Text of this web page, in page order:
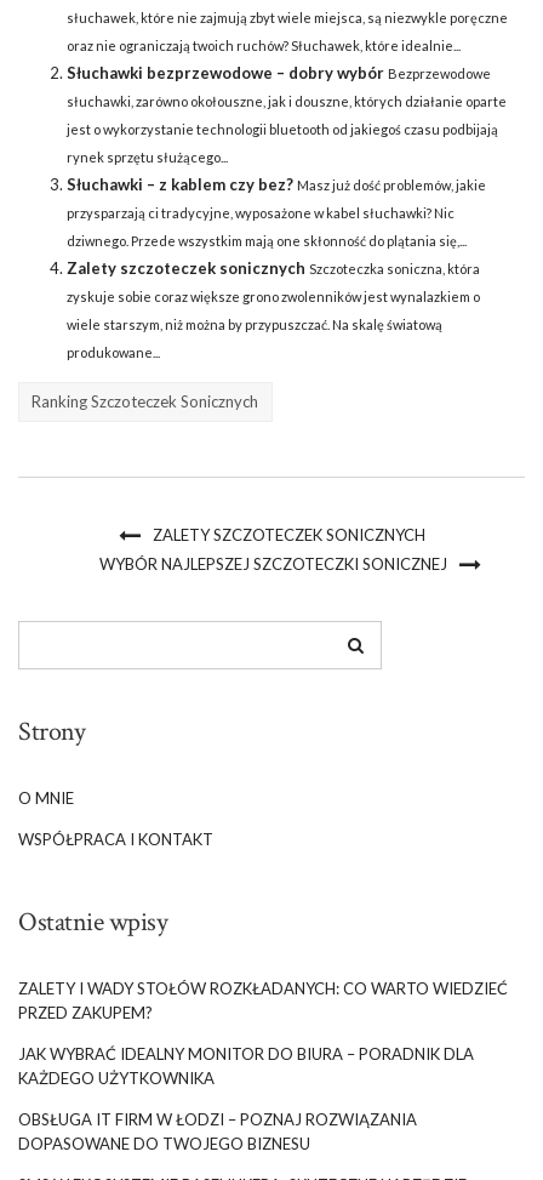
słuchawek, które nie zajmują zbyt wiele miejsca, są niezwykle poręczne
oraz nie ograniczają twoich ruchów? Słuchawek, które idealnie...
Słuchawki bezprzewodowe – dobry wybór Bezprzewodowe
słuchawki, zarówno okołouszne, jak i douszne, których działanie oparte
jest o wykorzystanie technologii bluetooth od jakiegoś czasu podbijają
rynek sprzętu służącego...
Słuchawki – z kablem czy bez? Masz już dość problemów, jakie
przysparzają ci tradycyjne, wyposażone w kabel słuchawki? Nic
dziwnego. Przede wszystkim mają one skłonność do plątania się,...
Zalety szczoteczek sonicznych Szczoteczka soniczna, która
zyskuje sobie coraz większe grono zwolenników jest wynalazkiem o
wiele starszym, niż można by przypuszczać. Na skalę światową
produkowane...
Ranking Szczoteczek Sonicznych
ZALETY SZCZOTECZEK SONICZNYCH
WYBÓR NAJLEPSZEJ SZCZOTECZKI SONICZNEJ
Strony
O MNIE
WSPÓŁPRACA I KONTAKT
Ostatnie wpisy
ZALETY I WADY STOŁÓW ROZKŁADANYCH: CO WARTO WIEDZIEĆ
PRZED ZAKUPEM?
JAK WYBRAĆ IDEALNY MONITOR DO BIURA – PORADNIK DLA
KAŻDEGO UŻYTKOWNIKA
OBSŁUGA IT FIRM W ŁODZI – POZNAJ ROZWIĄZANIA
DOPASOWANE DO TWOJEGO BIZNESU